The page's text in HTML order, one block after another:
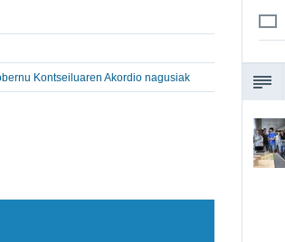
Kontseiluaren Akordio nagusiak